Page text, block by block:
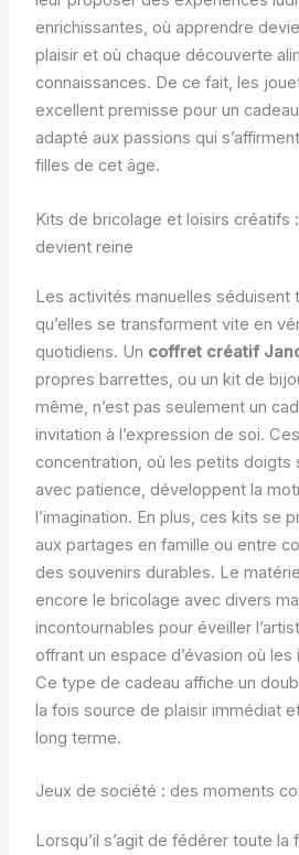
enrichissantes, où apprendre
plaisir et où chaque découverte
connaissances. De ce fait, les
excellent premisse pour un
adapté aux passions qui
filles de cet âge.
Kits de bricolage et loisirs créatifs
devient reine
Les activités manuelles séduisent
qu’elles se transforment vite en
quotidiens. Un coffret créatif
propres barrettes, ou un kit de
même, n’est pas seulement un
invitation à l’expression de soi.
concentration, où les petits doigts
avec patience, développent la
l’imagination. En plus, ces kits se
aux partages en famille ou entre
des souvenirs durables. Le
encore le bricolage avec divers
incontournables pour éveiller
offrant un espace d’évasion où
Ce type de cadeau affiche un
la fois source de plaisir immédiat
long terme.
Jeux de société : des moments
Lorsqu’il s’agit de fédérer toute la